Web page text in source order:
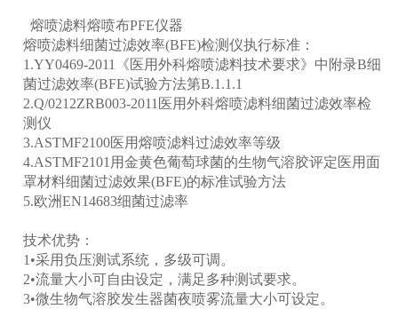
熔喷滤料熔喷布PFE仪器
熔喷滤料细菌过滤效率(BFE)检测仪执行标准：
1.YY0469-2011《医用外科熔喷滤料技术要求》中附录B细
菌过滤效率(BFE)试验方法第B.1.1.1
2.Q/0212ZRB003-2011医用外科熔喷滤料细菌过滤效率检
测仪
3.ASTMF2100医用熔喷滤料过滤效率等级
4.ASTMF2101用金黄色葡萄球菌的生物气溶胶评定医用面
罩材料细菌过滤效果(BFE)的标准试验方法
5.欧洲EN14683细菌过滤率
技术优势：
1•采用负压测试系统，多级可调。
2•流量大小可自由设定，满足多种测试要求。
3•微生物气溶胶发生器菌夜喷雾流量大小可设定。